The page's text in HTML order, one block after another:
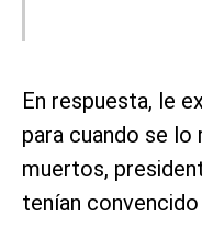
En respuesta, le
para cuando se lo
muertos,
tenían